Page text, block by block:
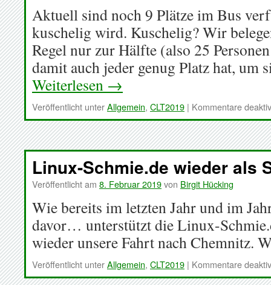
Aktuell sind noch 9 Plätze im Bus
kuschelig wird. Kuschelig? Wir
Regel nur zur Hälfte (also 25
damit auch jeder genug Platz hat,
Weiterlesen →
Veröffentlicht unterAllgemein, CLT2019 | Kommentare
Linux-Schmie.de wieder als
Veröffentlicht am 8. Februar 2019von Birgit Hücking
Wie bereits im letzten Jahr und im
davor… unterstützt die Linux-
wieder unsere Fahrt nach Chemnitz.
Veröffentlicht unterAllgemein, CLT2019 | Kommentare